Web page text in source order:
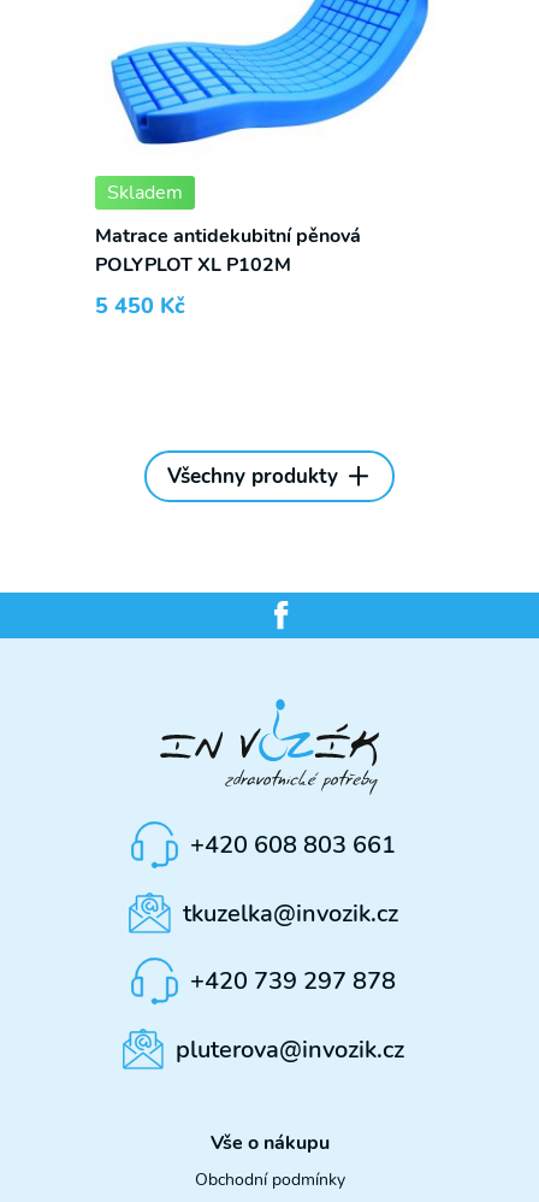
Skladem
Matrace antidekubitní pěnová
POLYPLOT XL P102M
5 450 Kč
Všechny produkty
+420 608 803 661
tkuzelka@invozik.cz
+420 739 297 878
pluterova@invozik.cz
Vše o nákupu
Obchodní podmínky